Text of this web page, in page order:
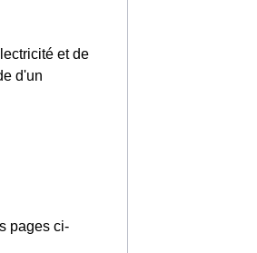
et de
d'un
pages ci-